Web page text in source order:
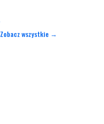
Zobacz wszystkie →